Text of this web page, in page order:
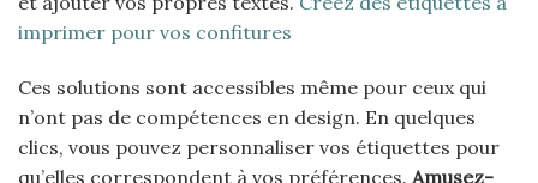
imprimer pour vos confitures
Ces solutions sont accessibles même pour ceux qui
n’ont pas de compétences en design. En quelques
clics, vous pouvez personnaliser vos étiquettes pour
qu’elles correspondent à vos préférences. Amusez-